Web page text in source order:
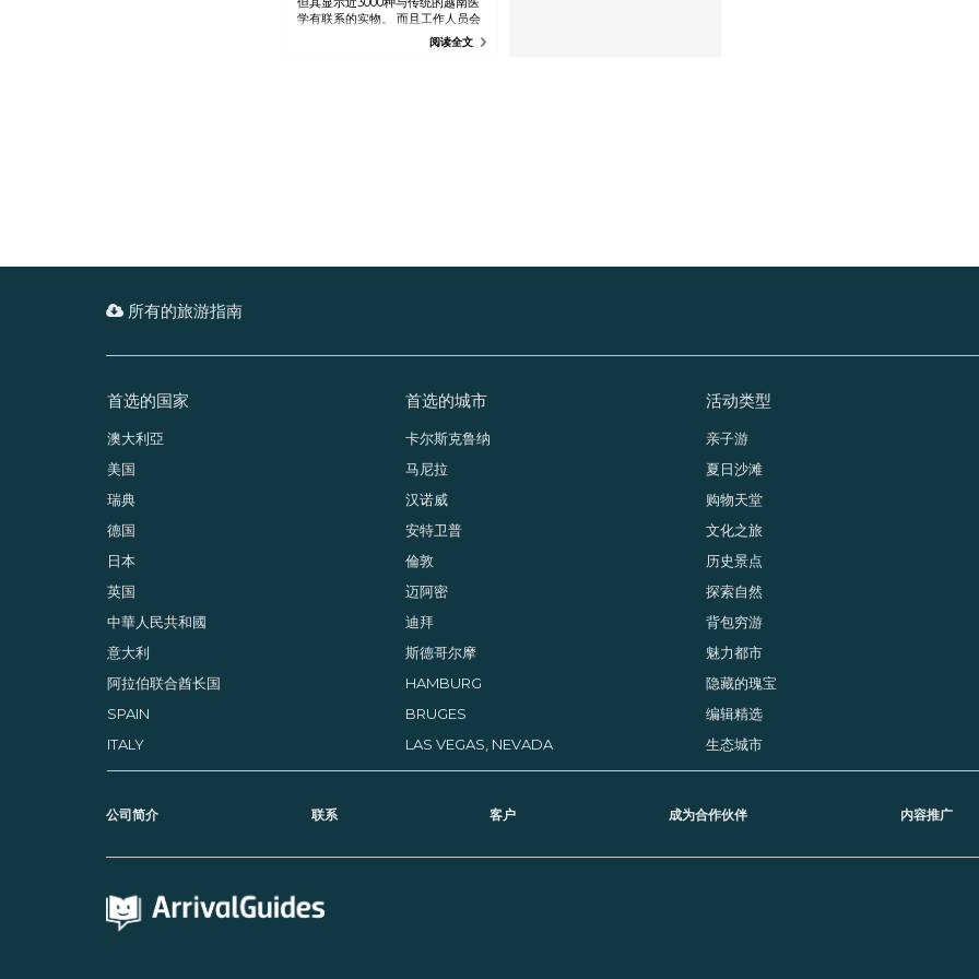
学有联系的实物。 而且工作人员会
用完美的英语沟通，回答您的问
题。此外，强烈推荐您参加导赏
阅读全文
所有的旅游指南
首选的国家
澳大利亞
美国
瑞典
德国
日本
英国
中華人民共和國
意大利
阿拉伯联合酋长国
SPAIN
ITALY
首选的城市
卡尔斯克鲁纳
马尼拉
汉诺威
安特卫普
倫敦
迈阿密
迪拜
斯德哥尔摩
HAMBURG
BRUGES
LAS VEGAS, NEVADA
活动类型
亲子游
夏日沙滩
购物天堂
文化之旅
历史景点
探索自然
背包穷游
魅力都市
隐藏的瑰宝
编辑精选
生态城市
公司简介 联系 客户 成为合作伙伴 内容推广